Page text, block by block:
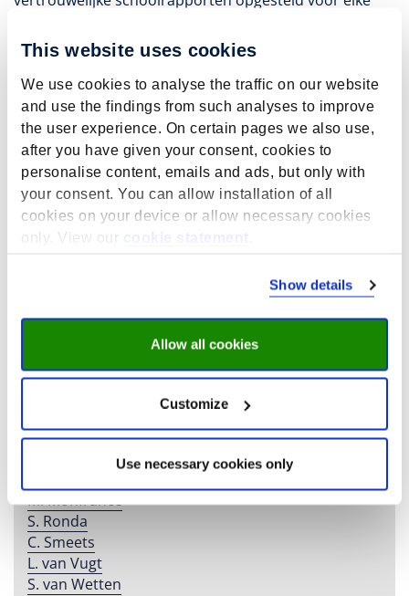
This website uses cookies
We use cookies to analyse the traffic on our website
and use the findings from such analyses to improve
the user experience. On certain pages we also use,
after you have given your consent, cookies to
personalise content, emails and ads, but only with
your consent. You can allow installation of all
cookies on your device or allow necessary cookies
only. View our
cookie statement
Show details
Allow all cookies
Customize
Use necessary cookies only
schoolbesturen, schoolleiders, leerkrachten en
kwaliteitscontroleurs te informeren over de prestaties
van leerlingen op hun school en de resultaten nadat ze
de school hebben verlaten.
Projectwebsite:
https://www.nationaalcohortonderzoek.nl/
Projectleider
S. Hendrickx
M. Jacobs
M. Monfrance
S. Ronda
C. Smeets
L. van Vugt
S. van Wetten